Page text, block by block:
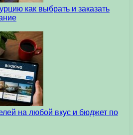
как выбрать и заказать
на любой вкус и бюджет по